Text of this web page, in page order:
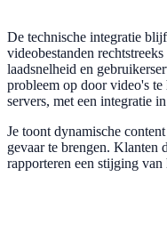
De technische integratie
videobestanden
laadsnelheid en
probleem op door video's te
servers, met een integratie
Je toont dynamische
gevaar te brengen. Klanten
rapporteren een stijging